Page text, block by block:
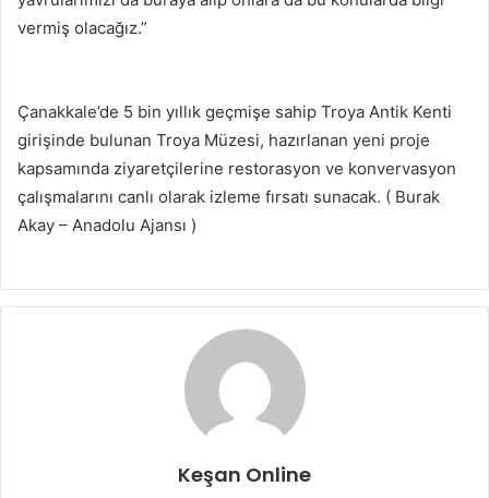
vermiş olacağız.”
Çanakkale’de 5 bin yıllık geçmişe sahip Troya Antik Kenti
girişinde bulunan Troya Müzesi, hazırlanan yeni proje
kapsamında ziyaretçilerine restorasyon ve konvervasyon
çalışmalarını canlı olarak izleme fırsatı sunacak. ( Burak
Akay – Anadolu Ajansı )
Keşan Online